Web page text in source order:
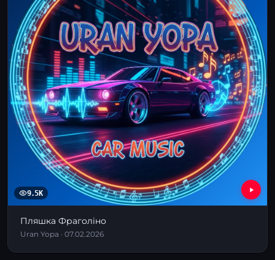
9.5K
Пляшка Фраголіно
Uran Yopa · 07.02.2026